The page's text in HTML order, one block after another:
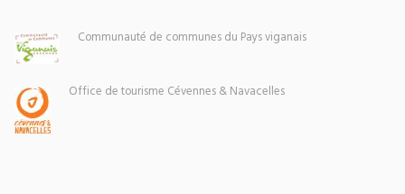
Communauté de communes du Pays viganais
Office de tourisme Cévennes & Navacelles